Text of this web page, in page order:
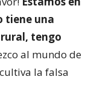
tiene una
tengo
al mundo de
la falsa